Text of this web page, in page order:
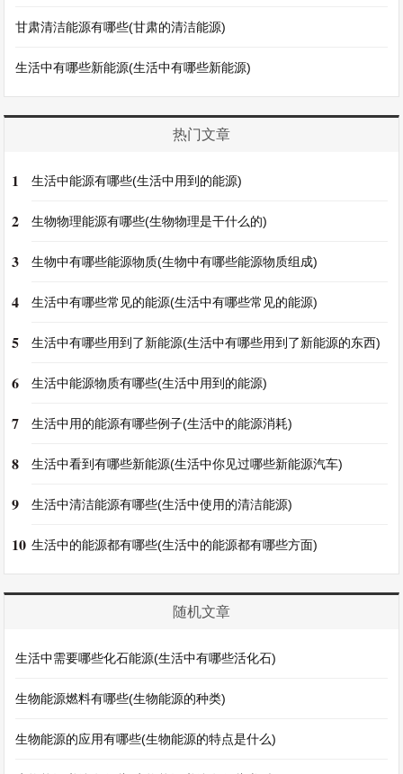
甘肃清洁能源有哪些(甘肃的清洁能源)
生活中有哪些新能源(生活中有哪些新能源)
热门文章
1 生活中能源有哪些(生活中用到的能源)
2 生物物理能源有哪些(生物物理是干什么的)
3 生物中有哪些能源物质(生物中有哪些能源物质组成)
4 生活中有哪些常见的能源(生活中有哪些常见的能源)
5 生活中有哪些用到了新能源(生活中有哪些用到了新能源的东西)
6 生活中能源物质有哪些(生活中用到的能源)
7 生活中用的能源有哪些例子(生活中的能源消耗)
8 生活中看到有哪些新能源(生活中你见过哪些新能源汽车)
9 生活中清洁能源有哪些(生活中使用的清洁能源)
10 生活中的能源都有哪些(生活中的能源都有哪些方面)
随机文章
生活中需要哪些化石能源(生活中有哪些活化石)
生物能源燃料有哪些(生物能源的种类)
生物能源的应用有哪些(生物能源的特点是什么)